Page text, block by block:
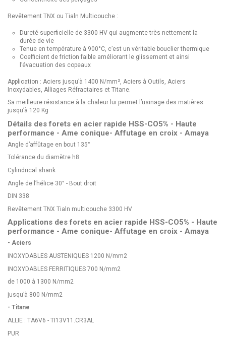
Revêtement TNX ou Tialn Multicouche :
Dureté superficielle de 3300 HV qui augmente très nettement la
durée de vie
Tenue en température à 900°C, c’est un véritable bouclier thermique
Coefficient de friction faible améliorant le glissement et ainsi
l’évacuation des copeaux
Application : Aciers jusqu’à 1400 N/mm², Aciers à Outils, Aciers
Inoxydables, Alliages Réfractaires et Titane.
Sa meilleure résistance à la chaleur lui permet l’usinage des matières
jusqu’à 120 Kg
Détails des forets en acier rapide HSS-CO5% - Haute
performance - Ame conique- Affutage en croix - Amaya
Angle d’affûtage en bout 135°
Tolérance du diamètre h8
Cylindrical shank
Angle de l’hélice 30° - Bout droit
DIN 338
Revêtement TNX Tialn multicouche 3300 HV
Applications des forets en acier rapide HSS-CO5% - Haute
performance - Ame conique- Affutage en croix - Amaya
- Aciers
INOXYDABLES AUSTENIQUES 1200 N/mm2
INOXYDABLES FERRITIQUES 700 N/mm2
de 1000 à 1300 N/mm2
jusqu’à 800 N/mm2
- Titane
ALLIE : TA6V6 - TI13V11.CR3AL
PUR